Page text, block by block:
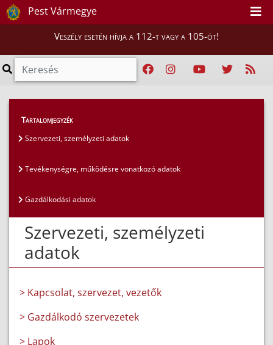
Pest Vármegye
Veszély esetén hívja a 112-t vagy a 105-öt!
Közérdekű adatok
Szervezeti, személyzeti adatok
Tartalomjegyzék
Szervezeti, személyzeti adatok
Tevékenységre, működésre vonatkozó adatok
Gazdálkodási adatok
Szervezeti, személyzeti
adatok
> Kapcsolat, szervezet, vezetők
> Gazdálkodó szervezetek
> Lapok